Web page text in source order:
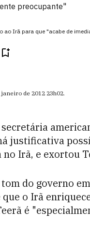
preocupante"
ao Irã para que "acabe de
janeiro de 2012 23h02.
justificativa
Irã, e exortou
do governo
o Irã
é